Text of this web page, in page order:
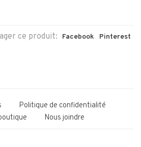
ce produit: Facebook Pinterest
Politique de confidentialité
Nous joindre